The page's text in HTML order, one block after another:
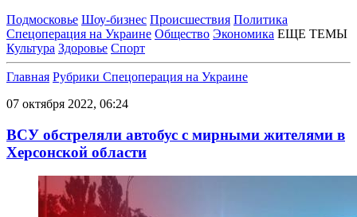
Подмосковье Шоу-бизнес Происшествия Политика
Спецоперация на Украине Общество Экономика ЕЩЕ ТЕМЫ
Культура Здоровье Спорт
Главная Рубрики Спецоперация на Украине
07 октября 2022, 06:24
ВСУ обстреляли автобус с мирными жителями в
Херсонской области